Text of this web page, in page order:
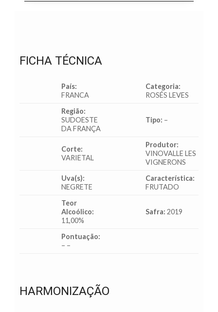
FICHA TÉCNICA
País:
FRANCA
Categoria:
ROSÉS LEVES
Região:
SUDOESTE
DA FRANÇA
Tipo: –
Corte:
VARIETAL
Produtor:
VINOVALLE LES
VIGNERONS
Uva(s):
NEGRETE
Característica:
FRUTADO
Teor
Alcoólico:
11,00%
Safra: 2019
Pontuação:
– –
HARMONIZAÇÃO